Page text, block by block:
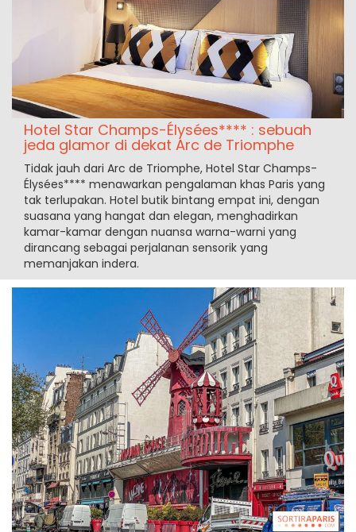
Hotel Star Champs-Élysées**** : sebuah
jeda glamor di dekat Arc de Triomphe
Tidak jauh dari Arc de Triomphe, Hotel Star Champs-
Élysées**** menawarkan pengalaman khas Paris yang
tak terlupakan. Hotel butik bintang empat ini, dengan
suasana yang hangat dan elegan, menghadirkan
kamar-kamar dengan nuansa warna-warni yang
dirancang sebagai perjalanan sensorik yang
memanjakan indera.